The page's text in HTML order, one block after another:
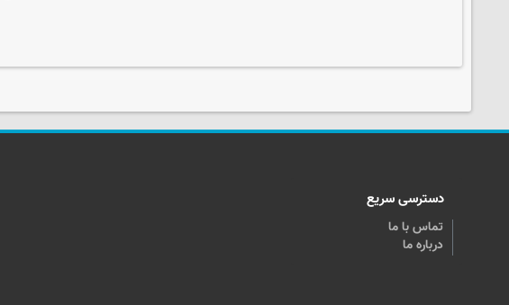
دسترسی سریع
تماس با ما
درباره ما